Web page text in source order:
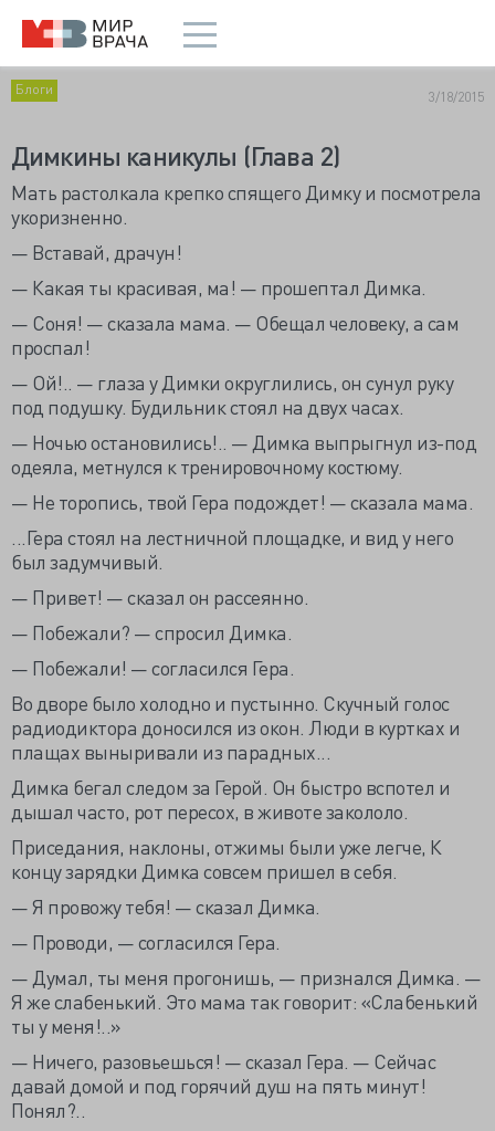
Блоги 3/18/2015
Димкины каникулы (Глава 2)
Мать растолкала крепко спящего Димку и посмотрела
укоризненно.
— Вставай, драчун!
— Какая ты красивая, ма! — прошептал Димка.
— Соня! — сказала мама. — Обещал человеку, а сам
проспал!
— Ой!.. — глаза у Димки округлились, он сунул руку
под подушку. Будильник стоял на двух часах.
— Ночью остановились!.. — Димка выпрыгнул из-под
одеяла, метнулся к тренировочному костюму.
— Не торопись, твой Гера подождет! — сказала мама.
...Гера стоял на лестничной площадке, и вид у него
был задумчивый.
— Привет! — сказал он рассеянно.
— Побежали? — спросил Димка.
— Побежали! — согласился Гера.
Во дворе было холодно и пустынно. Скучный голос
радиодиктора доносился из окон. Люди в куртках и
плащах выныривали из парадных...
Димка бегал следом за Герой. Он быстро вспотел и
дышал часто, рот пересох, в животе закололо.
Приседания, наклоны, отжимы были уже легче, К
концу зарядки Димка совсем пришел в себя.
— Я провожу тебя! — сказал Димка.
— Проводи, — согласился Гера.
— Думал, ты меня прогонишь, — признался Димка. —
Я же слабенький. Это мама так говорит: «Слабенький
ты у меня!..»
— Ничего, разовьешься! — сказал Гера. — Сейчас
давай домой и под горячий душ на пять минут!
Понял?..